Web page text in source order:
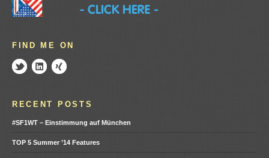
FIND ME ON
RECENT POSTS
#SF1WT – Einstimmung auf München
TOP 5 Summer ’14 Features